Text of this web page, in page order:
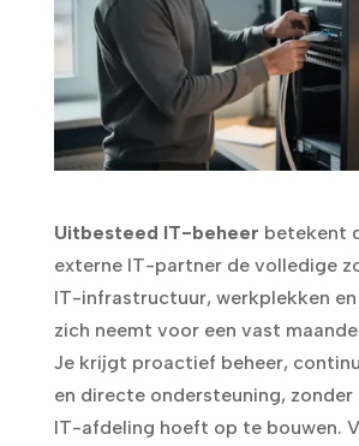
Uitbesteed IT-beheer betekent
externe IT-partner de volledige
IT-infrastructuur, werkplekken
zich neemt voor een vast
Je krijgt proactief beheer,
en directe ondersteuning, zonder
IT-afdeling hoeft op te bouwen.